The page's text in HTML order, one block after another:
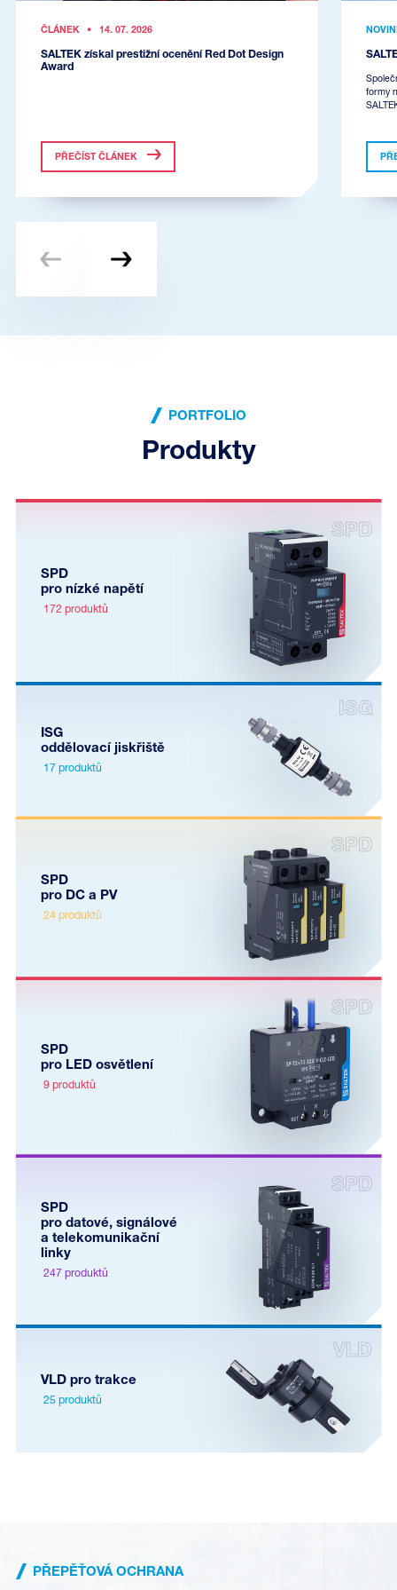
ČLÁNEK • 14. 07. 2026
SALTEK získal prestižní ocenění Red Dot Design
Award
PŘEČÍST ČLÁNEK
formy
PORTFOLIO
Produkty
SPD
pro nízké napětí
172 produktů
ISG
oddělovací jiskřiště
17 produktů
SPD
pro DC a PV
24 produktů
SPD
pro LED osvětlení
9 produktů
SPD
pro datové, signálové
a telekomunikační
linky
247 produktů
VLD pro trakce
25 produktů
PŘEPĚŤOVÁ OCHRANA